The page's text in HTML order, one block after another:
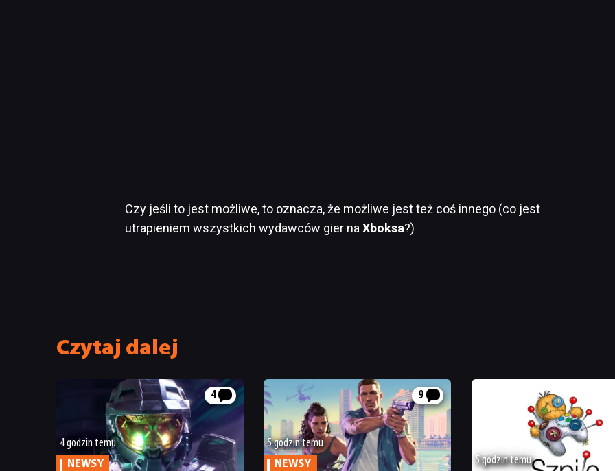
Czy jeśli to jest możliwe, to oznacza, że możliwe jest też coś innego (co jest
utrapieniem wszystkich wydawców gier naXboksa?)
Czytaj dalej
4
4 godzin temu
NEWSY
9
5 godzin temu
NEWSY 5 godzin temu